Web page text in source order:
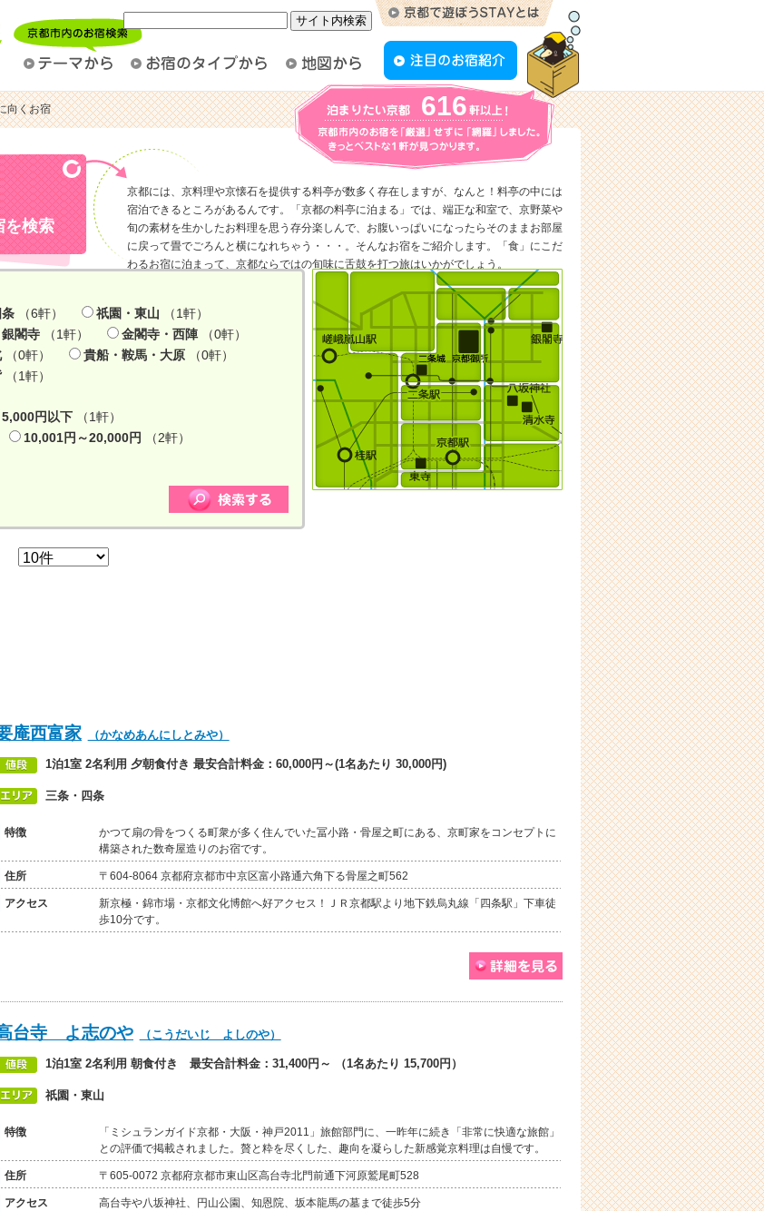
616
向くお宿
を検索
京都には、京料理や京懐石を提供する料亭が数多く存在しますが、なんと！料亭の中には
宿泊できるところがあるんです。「京都の料亭に泊まる」では、端正な和室で、京野菜や
旬の素材を生かしたお料理を思う存分楽しんで、お腹いっぱいになったらそのままお部屋
に戻って畳でごろんと横になれちゃう・・・。そんなお宿をご紹介します。「食」にこだ
わるお宿に泊まって、京都ならではの旬味に舌鼓を打つ旅はいかがでしょう。
（6軒） 祇園・東山 （1軒）
閣寺 （1軒） 金閣寺・西陣 （0軒）
（0軒） 貴船・鞍馬・大原 （0軒）
（1軒）
5,000円以下 （1軒）
10,001円～20,000円
（2軒）
庵西富家 （かなめあんにしとみや）
1泊1室 2名利用 夕朝食付き 最安合計料金：60,000円～(1名あたり 30,000円)
三条・四条
特徴
かつて扇の骨をつくる町衆が多く住んでいた冨小路・骨屋之町にある、京町家をコンセプトに
構築された数奇屋造りのお宿です。
住所 〒604-8064 京都府京都市中京区富小路通六角下る骨屋之町562
アクセス
新京極・錦市場・京都文化博館へ好アクセス！ＪＲ京都駅より地下鉄烏丸線「四条駅」下車徒
歩10分です。
台寺 よ志のや （こうだいじ よしのや）
1泊1室 2名利用 朝食付き 最安合計料金：31,400円～ （1名あたり 15,700円）
祇園・東山
特徴
「ミシュランガイド京都・大阪・神戸2011」旅館部門に、一昨年に続き「非常に快適な旅館」
との評価で掲載されました。贅と粋を尽くした、趣向を凝らした新感覚京料理は自慢です。
住所 〒605-0072 京都府京都市東山区高台寺北門前通下河原鷲尾町528
アクセス 高台寺や八坂神社、円山公園、知恩院、坂本龍馬の墓まで徒歩5分